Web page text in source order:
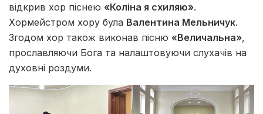
відкрив хор піснею «Коліна я схиляю».
Хормейстром хору була Валентина Мельничук.
Згодом хор також виконав пісню «Величальна»,
прославляючи Бога та налаштовуючи слухачів на
духовні роздуми.